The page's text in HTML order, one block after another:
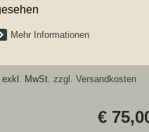
Mehr Informationen
exkl. MwSt. zzgl. Versandkosten
€